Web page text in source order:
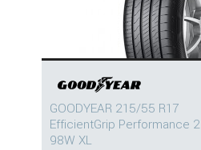
GOODYEAR 215/55 R17
EfficientGrip Performance 2
98W XL